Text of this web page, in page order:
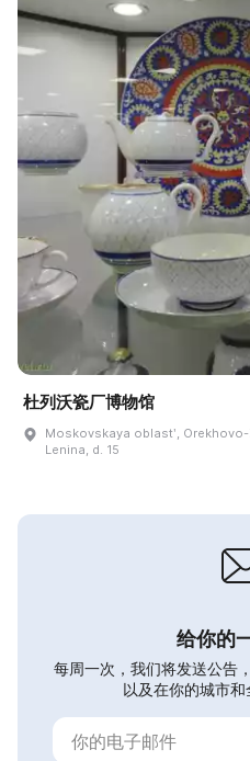
杜列沃瓷厂博物馆
Moskovskaya oblastʹ,
Lenina, d. 15
给你的
每周一次，我们将发送公告
以及在你的城市和